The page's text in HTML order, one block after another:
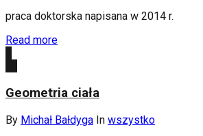
praca doktorska napisana w 2014 r.
Read more
Geometria ciała
By Michał Bałdyga In wszystko